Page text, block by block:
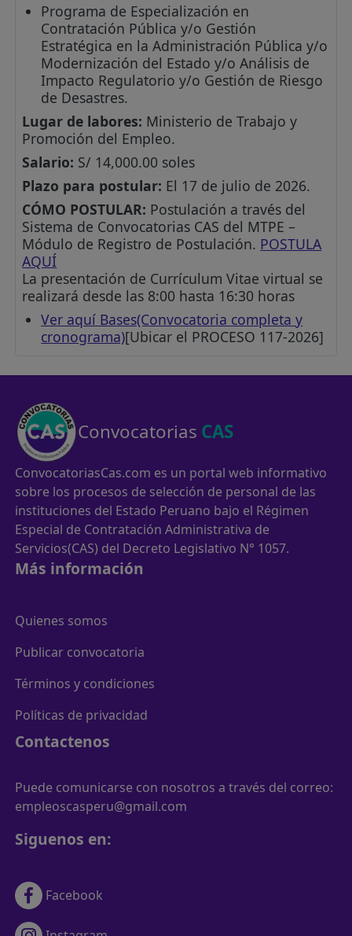
Programa de Especialización en
Contratación Pública y/o Gestión
Estratégica en la Administración Pública y/o
Modernización del Estado y/o Análisis de
Impacto Regulatorio y/o Gestión de Riesgo
de Desastres.
Lugar de labores: Ministerio de Trabajo y
Promoción del Empleo.
Salario: S/ 14,000.00 soles
Plazo para postular: El 17 de julio de 2026.
CÓMO POSTULAR: Postulación a través del
Sistema de Convocatorias CAS del MTPE –
Módulo de Registro de Postulación. POSTULA
AQUÍ
La presentación de Currículum Vitae virtual se
realizará desde las 8:00 hasta 16:30 horas
Ver aquí Bases(Convocatoria completa y
cronograma)[Ubicar el PROCESO 117-2026]
Convocatorias CAS
ConvocatoriasCas.com es un portal web informativo
sobre los procesos de selección de personal de las
instituciones del Estado Peruano bajo el Régimen
Especial de Contratación Administrativa de
Servicios(CAS) del Decreto Legislativo N° 1057.
Más información
Quienes somos
Publicar convocatoria
Términos y condiciones
Políticas de privacidad
Contactenos
Puede comunicarse con nosotros a través del correo:
empleoscasperu@gmail.com
Siguenos en:
Facebook